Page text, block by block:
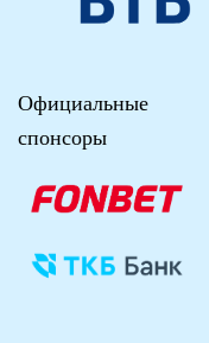
Официальные
спонсоры